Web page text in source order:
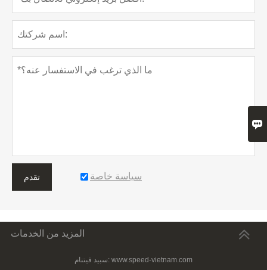
تقدم سياسة خاصة
المزيد من الخدمات
سبيد فيتنام: www.speed-vietnam.com
